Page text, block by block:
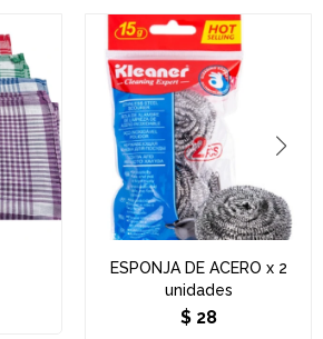
ESPONJA DE ACERO x 2
unidades
$ 28